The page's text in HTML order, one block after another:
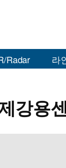
Radar 라
강용